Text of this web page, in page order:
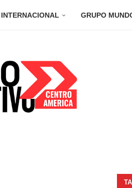
INTERNACIONAL GRUPO